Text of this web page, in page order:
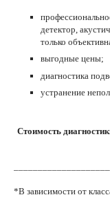
детектор,
только
выгодные цены;
диагностика
устранение
Стоимость
*В зависимости от